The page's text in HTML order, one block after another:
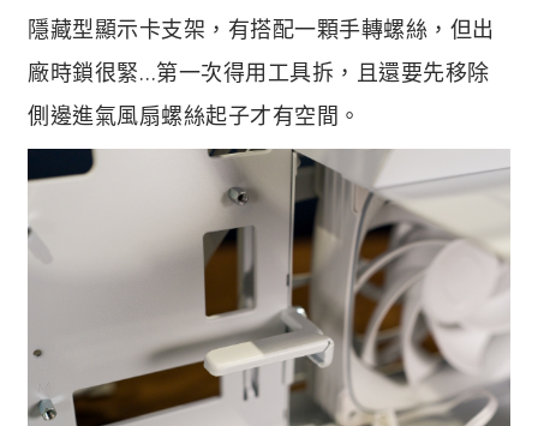
隱藏型顯示卡支架，有搭配一顆手轉螺絲，但出
廠時鎖很緊…第一次得用工具拆，且還要先移除
側邊進氣風扇螺絲起子才有空間。